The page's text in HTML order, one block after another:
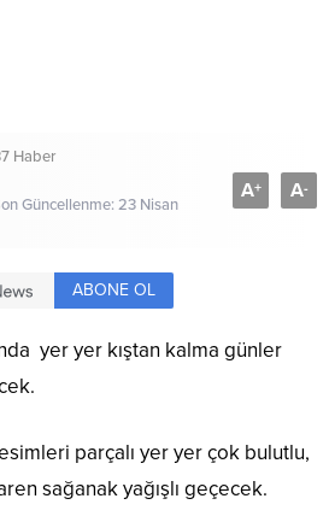
Haber
Güncellenme: 23 Nisan
A+ A-
ABONE OL
yer yer kıştan kalma günler
parçalı yer yer çok bulutlu,
sağanak yağışlı geçecek.